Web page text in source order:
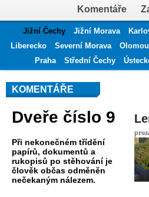
Komentáře
Jižní Čechy Jižní Morava
Liberecko
Severní Morava
Praha
Střední Čechy
KOMENTÁŘE
Dveře číslo 9
Při nekonečném třídění
papírů, dokumentů a
rukopisů po stěhování je
člověk občas odměněn
nečekaným nálezem.